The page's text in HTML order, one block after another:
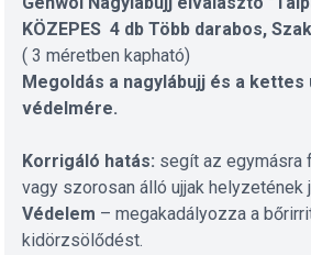
KÖZEPES 4 db Több darabos,
( 3 méretben kapható)
Megoldás a nagylábujj és a
védelmére.
Korrigáló hatás: segít az egymásra
vagy szorosan álló ujjak helyzetének
Védelem – megakadályozza a
kidörzsölődést.